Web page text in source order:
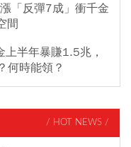
「反彈7成」衝千金
間
半年暴賺1.5兆，
何時能領？
/ HOT NEWS /